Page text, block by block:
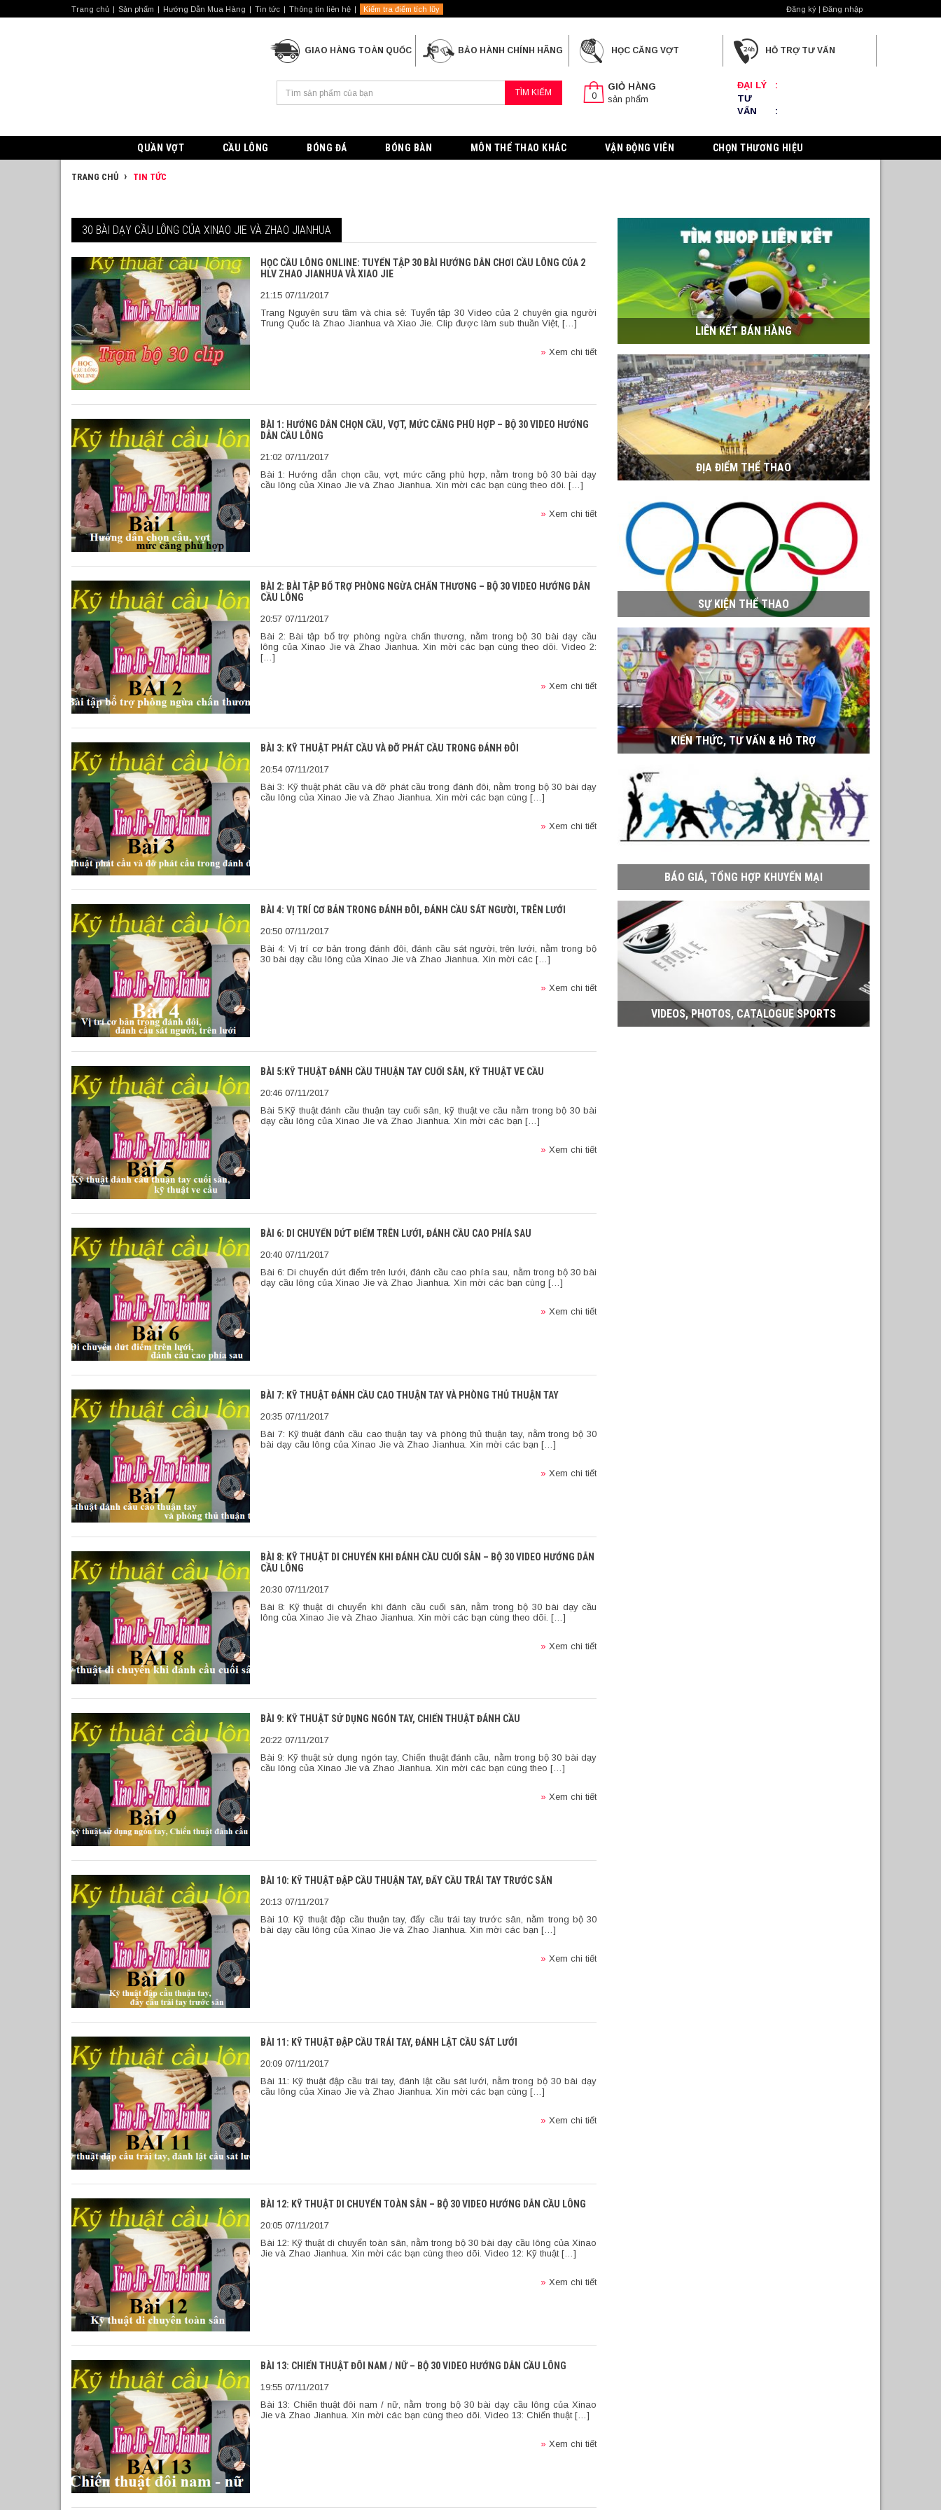
Trang chủ Sản phẩm Hướng Dẫn Mua Hàng Tin tức Thông tin liên hệ Kiểm tra điểm tích lũy Đăng ký | Đăng nhập
GIAO HÀNG TOÀN QUỐC BẢO HÀNH CHÍNH HÃNG HỌC CĂNG VỢT HỖ TRỢ TƯ VẤN
TÌM KIẾM 0
GIỎ HÀNG
sản phẩm
ĐẠI LÝ
:
TƯ
VẤN
:
QUẦN VỢT CẦU LÔNG BÓNG ĐÁ BÓNG BÀN MÔN THỂ THAO KHÁC VẬN ĐỘNG VIÊN CHỌN THƯƠNG HIỆU
TRANG CHỦ TIN TỨC
30 BÀI DẠY CẦU LÔNG CỦA XINAO JIE VÀ ZHAO JIANHUA
HỌC CẦU LÔNG ONLINE: TUYỂN TẬP 30 BÀI HƯỚNG DẪN CHƠI CẦU LÔNG CỦA 2
HLV ZHAO JIANHUA VÀ XIAO JIE
21:15 07/11/2017
Trang Nguyên sưu tầm và chia sẻ: Tuyển tập 30 Video của 2 chuyên gia người
Trung Quốc là Zhao Jianhua và Xiao Jie. Clip được làm sub thuần Việt, […]
» Xem chi tiết
BÀI 1: HƯỚNG DẪN CHỌN CẦU, VỢT, MỨC CĂNG PHÙ HỢP – BỘ 30 VIDEO HƯỚNG
DẪN CẦU LÔNG
21:02 07/11/2017
Bài 1: Hướng dẫn chọn cầu, vợt, mức căng phù hợp, nằm trong bộ 30 bài dạy
cầu lông của Xinao Jie và Zhao Jianhua. Xin mời các bạn cùng theo dõi. […]
» Xem chi tiết
BÀI 2: BÀI TẬP BỔ TRỢ PHÒNG NGỪA CHẤN THƯƠNG – BỘ 30 VIDEO HƯỚNG DẪN
CẦU LÔNG
20:57 07/11/2017
Bài 2: Bài tập bổ trợ phòng ngừa chấn thương, nằm trong bộ 30 bài dạy cầu
lông của Xinao Jie và Zhao Jianhua. Xin mời các bạn cùng theo dõi. Video 2:
[…]
» Xem chi tiết
BÀI 3: KỸ THUẬT PHÁT CẦU VÀ ĐỠ PHÁT CẦU TRONG ĐÁNH ĐÔI
20:54 07/11/2017
Bài 3: Kỹ thuật phát cầu và đỡ phát cầu trong đánh đôi, nằm trong bộ 30 bài dạy
cầu lông của Xinao Jie và Zhao Jianhua. Xin mời các bạn cùng […]
» Xem chi tiết
BÀI 4: VỊ TRÍ CƠ BẢN TRONG ĐÁNH ĐÔI, ĐÁNH CẦU SÁT NGƯỜI, TRÊN LƯỚI
20:50 07/11/2017
Bài 4: Vị trí cơ bản trong đánh đôi, đánh cầu sát người, trên lưới, nằm trong bộ
30 bài dạy cầu lông của Xinao Jie và Zhao Jianhua. Xin mời các […]
» Xem chi tiết
BÀI 5:KỸ THUẬT ĐÁNH CẦU THUẬN TAY CUỐI SÂN, KỸ THUẬT VE CẦU
20:46 07/11/2017
Bài 5:Kỹ thuật đánh cầu thuận tay cuối sân, kỹ thuật ve cầu nằm trong bộ 30 bài
dạy cầu lông của Xinao Jie và Zhao Jianhua. Xin mời các bạn […]
» Xem chi tiết
BÀI 6: DI CHUYỂN DỨT ĐIỂM TRÊN LƯỚI, ĐÁNH CẦU CAO PHÍA SAU
20:40 07/11/2017
Bài 6: Di chuyển dứt điểm trên lưới, đánh cầu cao phía sau, nằm trong bộ 30 bài
dạy cầu lông của Xinao Jie và Zhao Jianhua. Xin mời các bạn cùng […]
» Xem chi tiết
BÀI 7: KỸ THUẬT ĐÁNH CẦU CAO THUẬN TAY VÀ PHÒNG THỦ THUẬN TAY
20:35 07/11/2017
Bài 7: Kỹ thuật đánh cầu cao thuận tay và phòng thủ thuận tay, nằm trong bộ 30
bài dạy cầu lông của Xinao Jie và Zhao Jianhua. Xin mời các bạn […]
» Xem chi tiết
BÀI 8: KỸ THUẬT DI CHUYỂN KHI ĐÁNH CẦU CUỐI SÂN – BỘ 30 VIDEO HƯỚNG DẪN
CẦU LÔNG
20:30 07/11/2017
Bài 8: Kỹ thuật di chuyển khi đánh cầu cuối sân, nằm trong bộ 30 bài dạy cầu
lông của Xinao Jie và Zhao Jianhua. Xin mời các bạn cùng theo dõi. […]
» Xem chi tiết
BÀI 9: KỸ THUẬT SỬ DỤNG NGÓN TAY, CHIẾN THUẬT ĐÁNH CẦU
20:22 07/11/2017
Bài 9: Kỹ thuật sử dụng ngón tay, Chiến thuật đánh cầu, nằm trong bộ 30 bài dạy
cầu lông của Xinao Jie và Zhao Jianhua. Xin mời các bạn cùng theo […]
» Xem chi tiết
BÀI 10: KỸ THUẬT ĐẬP CẦU THUẬN TAY, ĐẨY CẦU TRÁI TAY TRƯỚC SÂN
20:13 07/11/2017
Bài 10: Kỹ thuật đập cầu thuận tay, đẩy cầu trái tay trước sân, nằm trong bộ 30
bài dạy cầu lông của Xinao Jie và Zhao Jianhua. Xin mời các bạn […]
» Xem chi tiết
BÀI 11: KỸ THUẬT ĐẬP CẦU TRÁI TAY, ĐÁNH LẬT CẦU SÁT LƯỚI
20:09 07/11/2017
Bài 11: Kỹ thuật đập cầu trái tay, đánh lật cầu sát lưới, nằm trong bộ 30 bài dạy
cầu lông của Xinao Jie và Zhao Jianhua. Xin mời các bạn cùng […]
» Xem chi tiết
BÀI 12: KỸ THUẬT DI CHUYỂN TOÀN SÂN – BỘ 30 VIDEO HƯỚNG DẪN CẦU LÔNG
20:05 07/11/2017
Bài 12: Kỹ thuật di chuyển toàn sân, nằm trong bộ 30 bài dạy cầu lông của Xinao
Jie và Zhao Jianhua. Xin mời các bạn cùng theo dõi. Video 12: Kỹ thuật […]
» Xem chi tiết
BÀI 13: CHIẾN THUẬT ĐÔI NAM / NỮ – BỘ 30 VIDEO HƯỚNG DẪN CẦU LÔNG
19:55 07/11/2017
Bài 13: Chiến thuật đôi nam / nữ, nằm trong bộ 30 bài dạy cầu lông của Xinao
Jie và Zhao Jianhua. Xin mời các bạn cùng theo dõi. Video 13: Chiến thuật […]
» Xem chi tiết
LIÊN KẾT BÁN HÀNG
ĐỊA ĐIỂM THỂ THAO
SỰ KIỆN THỂ THAO
KIẾN THỨC, TƯ VẤN & HỖ TRỢ
BÁO GIÁ, TỔNG HỢP KHUYẾN MẠI
VIDEOS, PHOTOS, CATALOGUE SPORTS